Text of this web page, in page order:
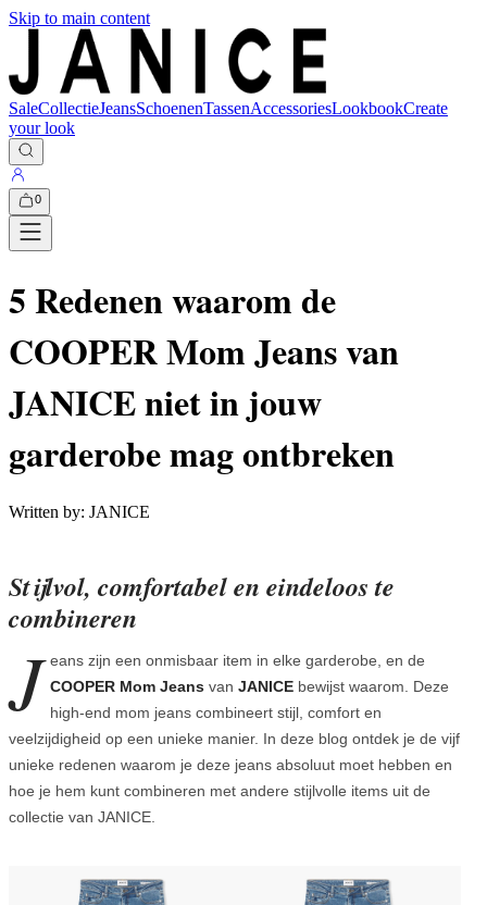
Skip to main content
SaleCollectieJeansSchoenenTassenAccessoriesLookbookCreate
your look
0
5 Redenen waarom de
COOPER Mom Jeans van
JANICE niet in jouw
garderobe mag ontbreken
Written by: JANICE
Stijlvol, comfortabel en eindeloos te
combineren
J eans zijn een onmisbaar item in elke garderobe, en de
COOPER Mom Jeans vanJANICE bewijst waarom. Deze
high-end mom jeans combineert stijl, comfort en
veelzijdigheid op een unieke manier. In deze blog ontdek je de vijf
unieke redenen waarom je deze jeans absoluut moet hebben en
hoe je hem kunt combineren met andere stijlvolle items uit de
collectie van JANICE.